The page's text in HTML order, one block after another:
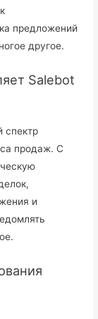
предложений
другое.
Salebot
спектр
продаж. С
и